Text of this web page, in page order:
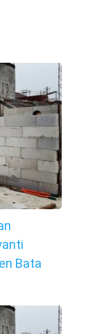
Bata